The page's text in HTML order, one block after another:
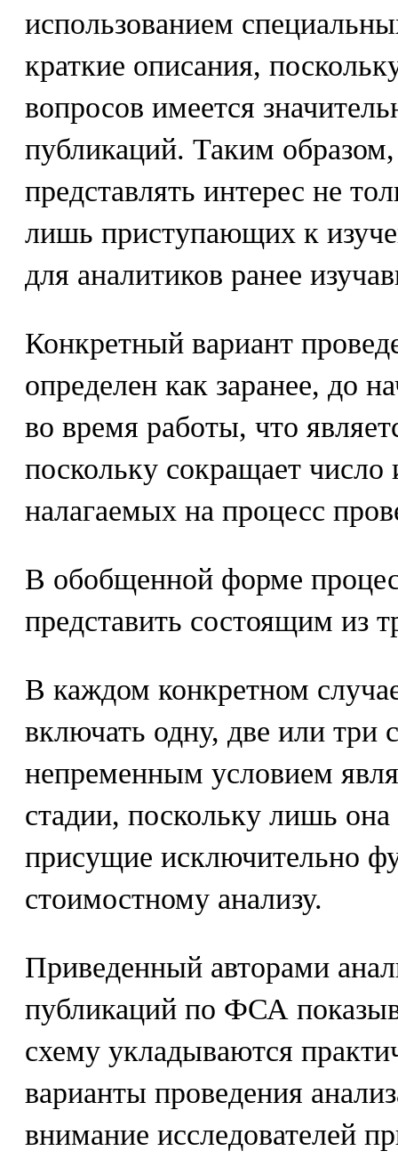
использованием
краткие описания,
вопросов имеется
публикаций. Таким
представлять интерес не
лишь приступающих к
для аналитиков ранее
Конкретный вариант
определен как заранее, до
во время работы, что
поскольку сокращает
налагаемых на процесс
В обобщенной форме
представить состоящим из
В каждом конкретном
включать одну, две или три
непременным условием
стадии, поскольку лишь
присущие исключительно
стоимостному анализу.
Приведенный авторами
публикаций по ФСА
схему укладываются
варианты проведения
внимание исследователей